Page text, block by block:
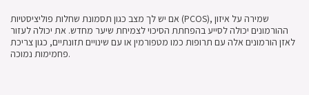
אם יש לך מצב כגון תסמונת שחלות פוליציסטיות (PCOS), שמירה על איזון
ההורמונים יכולה לסייע בהפחתת הסיכוי לצמיחת שיער מחדש. את יכולה לעזור
לאזן הורמונים אלה עם תרופות כמו מטפורמין או עם שינויים תזונתיים, כגון צריכת
פחמימות נמוכה.